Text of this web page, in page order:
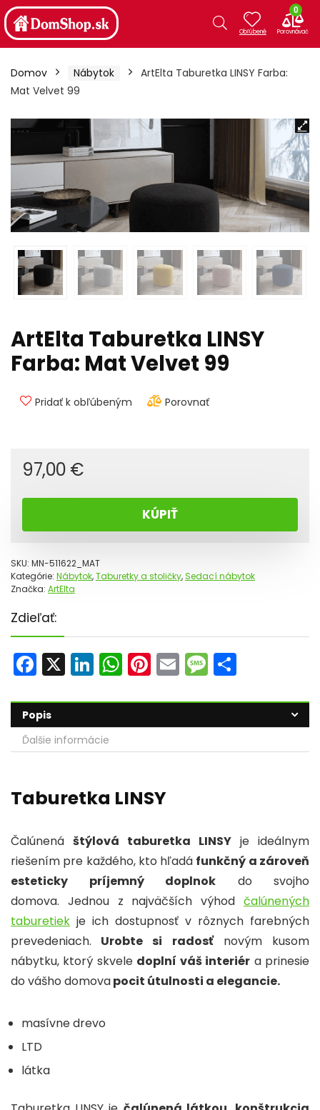
0
Domov Nábytok
ArtElta Taburetka LINSY Farba:
Mat Velvet 99
ArtElta Taburetka LINSY
Farba: Mat Velvet 99
Pridať k obľúbeným Porovnať
97,00 €
KÚPIŤ
SKU: MN-511622_MAT
Kategórie: Nábytok,Taburetky a stoličky,Sedací nábytok
Značka: ArtElta
Zdieľať:
F
c
e
b
o
X Li
k
e
dI
W
a
ts
A
p
Pi
er
e
st
E
ai
l
M
s
s
a
ar
e
Popis
Ďalšie informácie
Taburetka LINSY
Čalúnená štýlová taburetka LINSY je ideálnym
riešením pre každého, kto hľadá funkčný a zároveň
esteticky príjemný doplnok do svojho
domova. Jednou z najväčších výhod čalúnených
taburetiek je ich dostupnosť v rôznych farebných
prevedeniach. Urobte si radosťnovým kusom
nábytku, ktorý skvele doplní váš interiér a prinesie
do vášho domovapocit útulnosti a elegancie.
masívne drevo
LTD
látka